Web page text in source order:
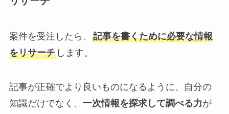
案件を受注したら、 記事を書くために必要な情報
をリサーチします。
記事が正確でより良いものになるように、自分の
知識だけでなく、 一次情報を探求して調べる力が